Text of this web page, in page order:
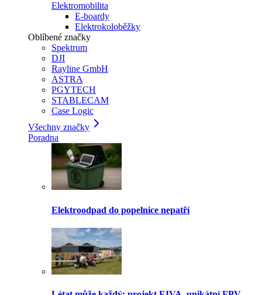
Elektromobilita
E-boardy
Elektrokoloběžky
Oblíbené značky
Spektrum
DJI
Rayline GmbH
ASTRA
PGYTECH
STABLECAM
Case Logic
Všechny značky
Poradna
Elektroodpad do popelnice nepatří